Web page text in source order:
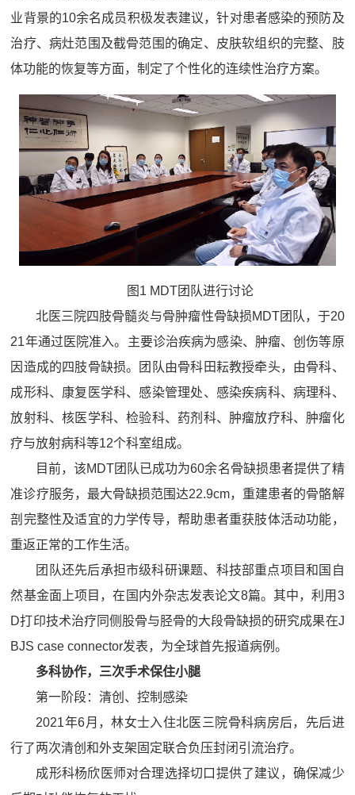
业背景的10余名成员积极发表建议，针对患者感染的预防及
治疗、病灶范围及截骨范围的确定、皮肤软组织的完整、肢
体功能的恢复等方面，制定了个性化的连续性治疗方案。
图1 MDT团队进行讨论
北医三院四肢骨髓炎与骨肿瘤性骨缺损MDT团队，于20
21年通过医院准入。主要诊治疾病为感染、肿瘤、创伤等原
因造成的四肢骨缺损。团队由骨科田耘教授牵头，由骨科、
成形科、康复医学科、感染管理处、感染疾病科、病理科、
放射科、核医学科、检验科、药剂科、肿瘤放疗科、肿瘤化
疗与放射病科等12个科室组成。
目前，该MDT团队已成功为60余名骨缺损患者提供了精
准诊疗服务，最大骨缺损范围达22.9cm，重建患者的骨骼解
剖完整性及适宜的力学传导，帮助患者重获肢体活动功能，
重返正常的工作生活。
团队还先后承担市级科研课题、科技部重点项目和国自
然基金面上项目，在国内外杂志发表论文8篇。其中，利用3
D打印技术治疗同侧股骨与胫骨的大段骨缺损的研究成果在J
BJS case connector发表，为全球首先报道病例。
多科协作，三次手术保住小腿
第一阶段：清创、控制感染
2021年6月，林女士入住北医三院骨科病房后，先后进
行了两次清创和外支架固定联合负压封闭引流治疗。
成形科杨欣医师对合理选择切口提供了建议，确保减少